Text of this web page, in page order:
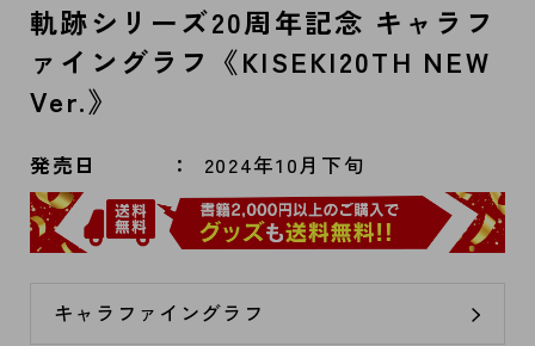
軌跡シリーズ20周年記念 キャラフ
ァイングラフ《KISEKI20TH NEW
Ver.》
発売日 2024年10月下旬
キャラファイングラフ